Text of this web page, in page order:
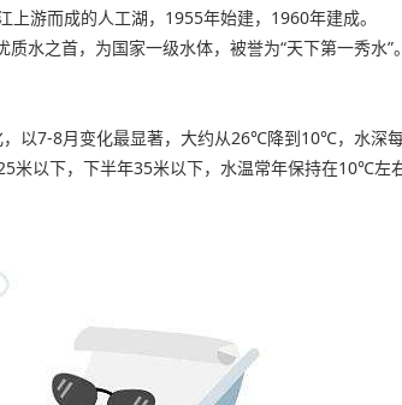
游而成的人工湖，1955年始建，1960年建成。
水之首，为国家一级水体，被誉为“天下第一秀水
以7-8月变化最显著，大约从26℃降到10℃，水深
以下，下半年35米以下，水温常年保持在10℃左右